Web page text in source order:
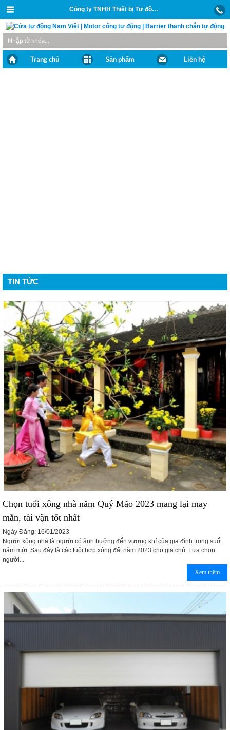
Công ty TNHH Thiết bị Tự động và Xây dựng Nam Việt
Trang chủ Sản phẩm Liên hệ
TIN TỨC
Chọn tuổi xông nhà năm Quý Mão 2023 mang lại may
mắn, tài vận tốt nhất
Ngày Đăng: 16/01/2023
Người xông nhà là người có ảnh hưởng đến vượng khí của gia đình trong suốt
năm mới. Sau đây là các tuổi hợp xông đất năm 2023 cho gia chủ. Lựa chọn
người...
Xem thêm